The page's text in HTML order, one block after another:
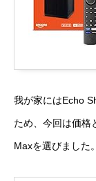
我が家にはEcho
ため、今回は価格
Maxを選びました。